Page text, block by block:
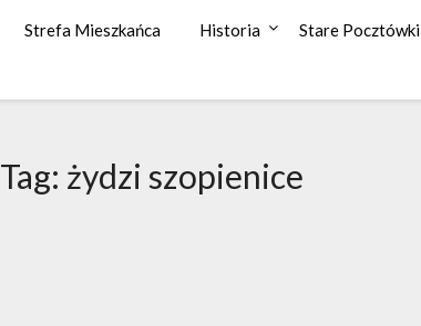
Strefa Mieszkańca Historia Stare Pocztówki
Tag: żydzi szopienice